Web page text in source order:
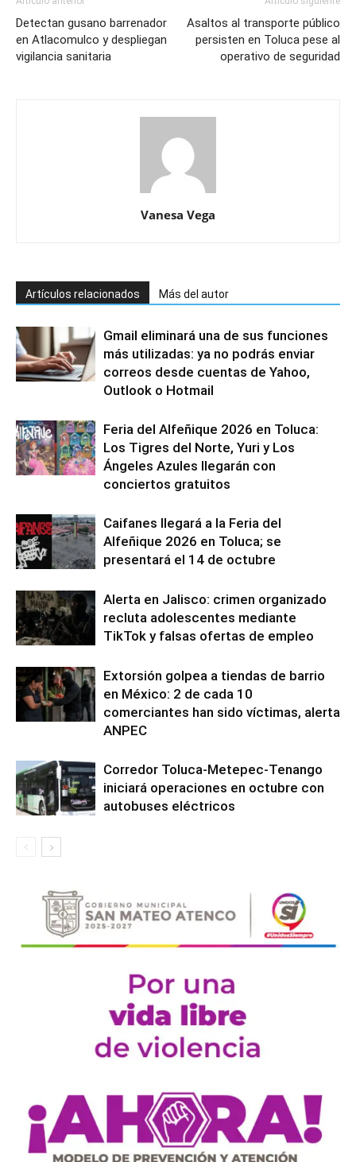
Detectan gusano barrenador
en Atlacomulco y despliegan
vigilancia sanitaria
Asaltos al transporte público
persisten en Toluca pese al
operativo de seguridad
Vanesa Vega
Artículos relacionados Más del autor
Gmail eliminará una de sus funciones
más utilizadas: ya no podrás enviar
correos desde cuentas de Yahoo,
Outlook o Hotmail
Feria del Alfeñique 2026 en Toluca:
Los Tigres del Norte, Yuri y Los
Ángeles Azules llegarán con
conciertos gratuitos
Caifanes llegará a la Feria del
Alfeñique 2026 en Toluca; se
presentará el 14 de octubre
Alerta en Jalisco: crimen organizado
recluta adolescentes mediante
TikTok y falsas ofertas de empleo
Extorsión golpea a tiendas de barrio
en México: 2 de cada 10
comerciantes han sido víctimas, alerta
ANPEC
Corredor Toluca-Metepec-Tenango
iniciará operaciones en octubre con
autobuses eléctricos